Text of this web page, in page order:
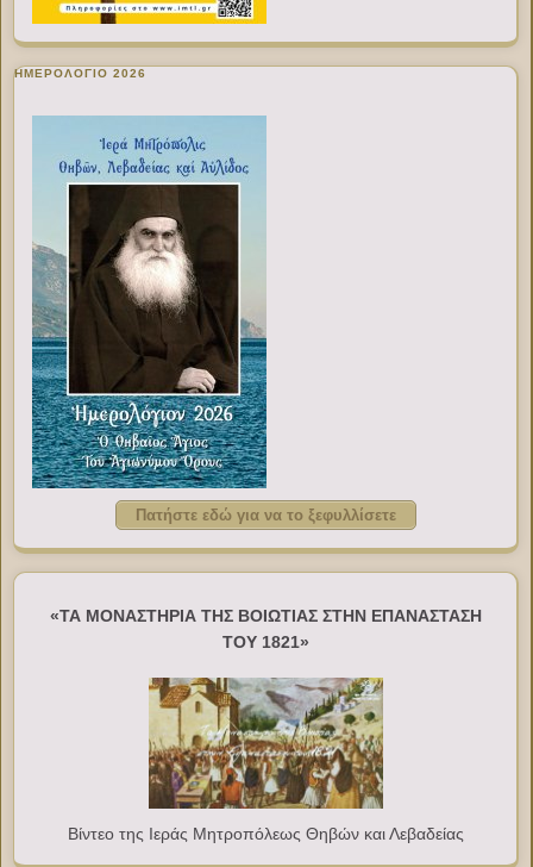
ΗΜΕΡΟΛΟΓΙΟ 2026
Πατήστε εδώ για να το ξεφυλλίσετε
«ΤΑ ΜΟΝΑΣΤΗΡΙΑ ΤΗΣ ΒΟΙΩΤΙΑΣ ΣΤΗΝ ΕΠΑΝΑΣΤΑΣΗ
ΤΟΥ 1821»
Βίντεο της Ιεράς Μητροπόλεως Θηβών και Λεβαδείας